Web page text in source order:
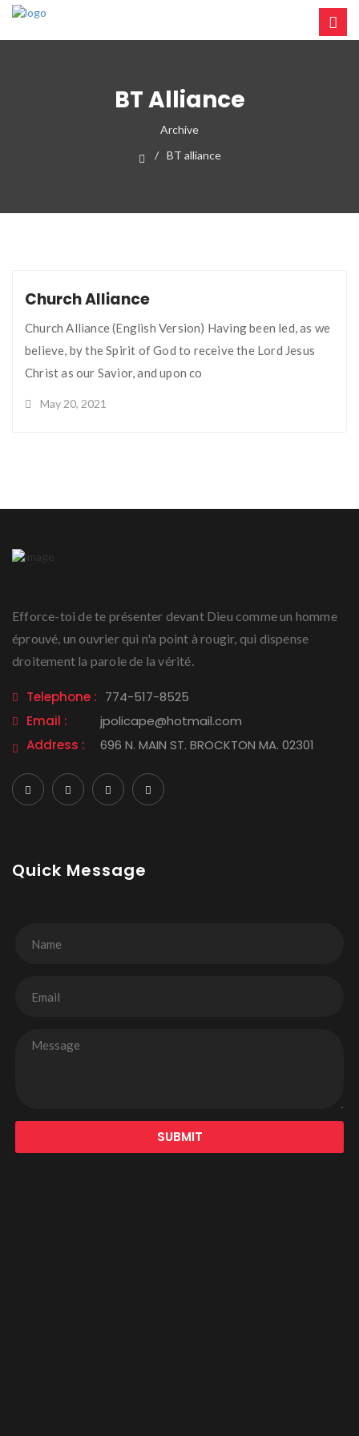
BT Alliance
Archive
BT alliance
Church Alliance
Church Alliance (English Version) Having been led, as we
believe, by the Spirit of God to receive the Lord Jesus
Christ as our Savior, and upon co
May 20, 2021
Efforce-toi de te présenter devant Dieu comme un homme
éprouvé, un ouvrier qui n'a point à rougir, qui dispense
droitement la parole de la vérité.
Telephone : 774-517-8525
Email :
jpolicape@hotmail.com
Address :
696 N. MAIN ST. BROCKTON MA. 02301
Quick Message